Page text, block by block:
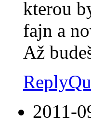
kterou
fajn a
Až
Reply
2011-